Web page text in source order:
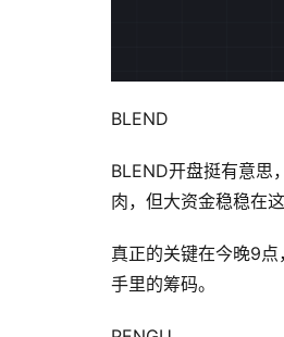
BLEND
BLEND开盘挺有意思
肉，但大资金稳稳在
真正的关键在今晚9
手里的筹码。